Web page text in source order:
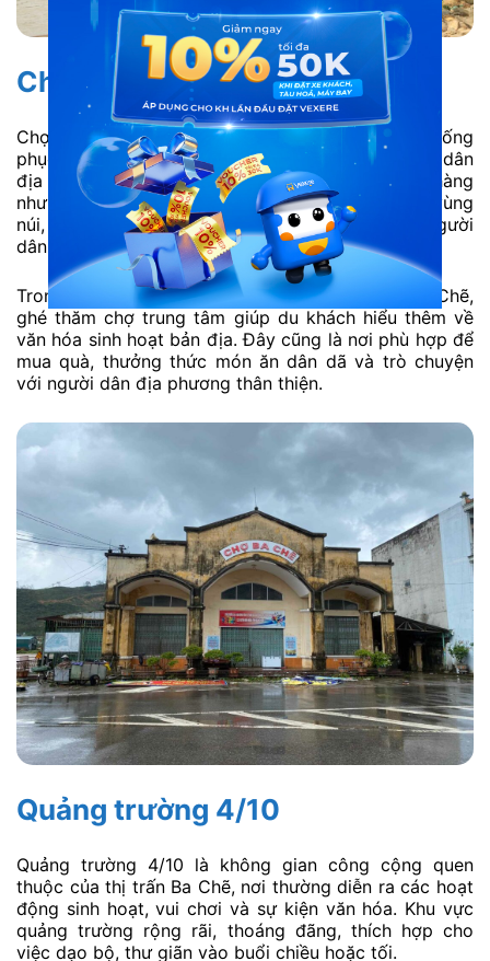
Chợ trung tâm thị trấn Ba Chẽ
Chợ trung tâm thị trấn Ba Chẽ là khu chợ truyền thống
phục vụ nhu cầu sinh hoạt hằng ngày của người dân
địa phương. Tại đây bày bán đa dạng các mặt hàng
như nông sản, thực phẩm tươi sống và đặc sản vùng
núi, phản ánh rõ nét đời sống thường nhật của người
dân Ba Chẽ.
Trong hành trình khám phá địa điểm du lịch Ba Chẽ,
ghé thăm chợ trung tâm giúp du khách hiểu thêm về
văn hóa sinh hoạt bản địa. Đây cũng là nơi phù hợp để
mua quà, thưởng thức món ăn dân dã và trò chuyện
với người dân địa phương thân thiện.
Quảng trường 4/10
Quảng trường 4/10 là không gian công cộng quen
thuộc của thị trấn Ba Chẽ, nơi thường diễn ra các hoạt
động sinh hoạt, vui chơi và sự kiện văn hóa. Khu vực
quảng trường rộng rãi, thoáng đãng, thích hợp cho
việc dạo bộ, thư giãn vào buổi chiều hoặc tối.